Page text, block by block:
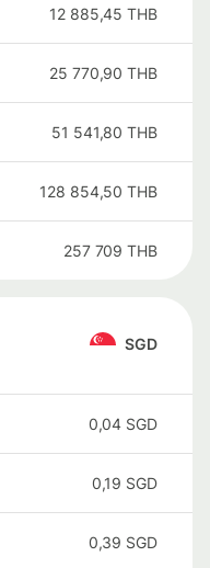
12 885,45 THB
25 770,90 THB
51 541,80 THB
128 854,50 THB
257 709 THB
SGD
0,04 SGD
0,19 SGD
0,39 SGD